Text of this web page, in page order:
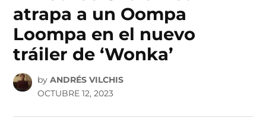
atrapa a un Oompa
Loompa en el nuevo
tráiler de ‘Wonka’
by ANDRÉS VILCHIS
OCTUBRE 12, 2023